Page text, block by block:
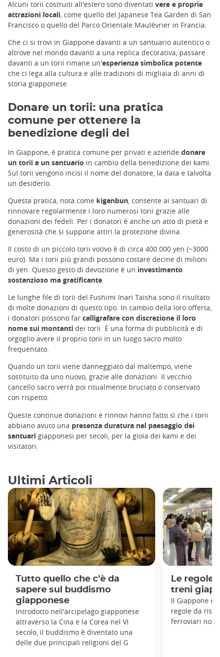
Alcuni torii costruiti all'estero sono diventati vere e proprie
attrazioni locali , come quello del Japanese Tea Garden di San
Francisco o quello del Parco Orientale Maulévrier in Francia.
Che ci si trovi in Giappone davanti a un santuario autentico o
altrove nel mondo davanti a una replica decorativa, passare
davanti a un torii rimane un'esperienza simbolica potente
che ci lega alla cultura e alle tradizioni di migliaia di anni di
storia giapponese.
Donare un torii: una pratica
comune per ottenere la
benedizione degli dei
In Giappone, è pratica comune per privati e aziende donare
un torii a un santuario in cambio della benedizione dei kami.
Sul torii vengono incisi il nome del donatore, la data e talvolta
un desiderio.
Questa pratica, nota come kiganbun, consente ai santuari di
rinnovare regolarmente i loro numerosi torii grazie alle
donazioni dei fedeli. Per i donatori è anche un atto di pietà e
generosità che si suppone attiri la protezione divina.
Il costo di un piccolo torii votivo è di circa 400.000 yen (~3000
euro). Ma i torii più grandi possono costare decine di milioni
di yen. Questo gesto di devozione è un investimento
sostanzioso ma gratificante.
Le lunghe file di torii del Fushimi Inari Taisha sono il risultato
di molte donazioni di questo tipo. In cambio della loro offerta,
i donatori possono far calligrafare con discrezione il loro
nome sui montanti dei torii. È una forma di pubblicità e di
orgoglio avere il proprio torii in un luogo sacro molto
frequentato.
Quando un torii viene danneggiato dal maltempo, viene
sostituito da uno nuovo, grazie alle donazioni. Il vecchio
cancello sacro verrà poi ritualmente bruciato o conservato
con rispetto.
Queste continue donazioni e rinnovi hanno fatto sì che i torii
abbiano avuto una presenza duratura nel paesaggio dei
santuari giapponesi per secoli, per la gioia dei kami e dei
visitatori.
Ultimi Articoli
Tutto quello che c'è da
sapere sul buddismo
giapponese
Introdotto nell'arcipelago giapponese
attraverso la Cina e la Corea nel VI
secolo, il buddismo è diventato una
delle due principali religioni del G
Le regole
treni
Il Giappone è
regole da
ferroviari non